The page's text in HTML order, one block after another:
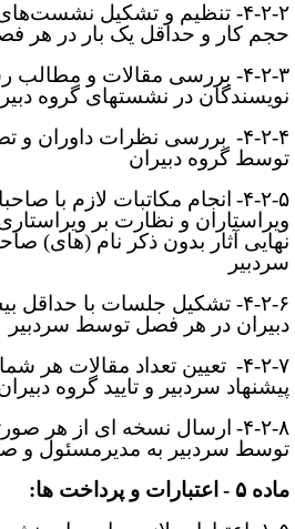
تنظیم و تشکیل نشست
های
کار و حداقل یک بار در هر
۴-۲-۳- بررسی مقالات و مطالب
در نشست­های گروه
۲-۴-
بررسی نظرات داوران و
گروه دبیران
۲-۵- انجام مکاتبات لازم با
و نظارت بر
آثار بدون ذکر نام (های)
۴-۲-۶- تشکیل جلسات با حداقل
در هر فصل توسط سردبیر
۲-۷-
سردبیر و تایید گروه دبیران
۲-۸- ارسال نسخه ­ای از هر
سردبیر به مدیرمسئول و
۵ - اعتبارات و پرداخت ­ها: